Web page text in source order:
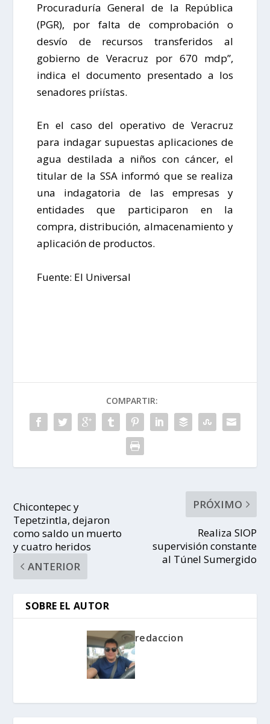
Procuraduría General de la República
(PGR), por falta de comprobación o
desvío de recursos transferidos al
gobierno de Veracruz por 670 mdp”,
indica el documento presentado a los
senadores priístas.
En el caso del operativo de Veracruz
para indagar supuestas aplicaciones de
agua destilada a niños con cáncer, el
titular de la SSA informó que se realiza
una indagatoria de las empresas y
entidades que participaron en la
compra, distribución, almacenamiento y
aplicación de productos.
Fuente: El Universal
COMPARTIR:
Chicontepec y
Tepetzintla, dejaron
como saldo un muerto
y cuatro heridos
ANTERIOR
PRÓXIMO
Realiza SIOP
supervisión constante
al Túnel Sumergido
SOBRE EL AUTOR
redaccion